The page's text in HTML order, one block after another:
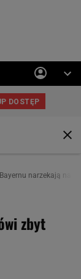
Bayernu narzekają na
zbyt